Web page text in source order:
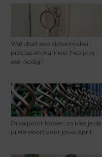
Wat doet een slotenmaker
precies en wanneer heb je er
een nodig?
Draaipoort kopen, zo kies je de
juiste poort voor jouw oprit